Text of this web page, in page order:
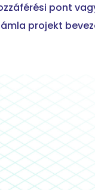
pont
projekt